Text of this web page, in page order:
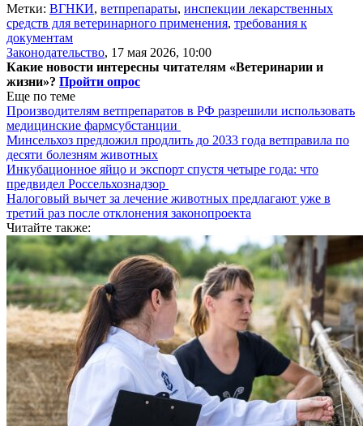
Метки: ВГНКИ, ветпрепараты, инспекции лекарственных
средств для ветеринарного применения, требования к
документам
Законодательство, 17 мая 2026, 10:00
Какие новости интересны читателям «Ветеринарии и
жизни»? Пройти опрос
Еще по теме
Производителям ветпрепаратов в РФ разрешили использовать
медицинские фармсубстанции
Минсельхоз предложил продлить до 2033 года ветправила по
десяти болезням животных
Инкубационное яйцо и экспорт спустя четыре года: что
предвидел Россельхознадзор
Налоговый вычет за лечение животных предлагают уже в
третий раз после отклонения законопроекта
Читайте также: